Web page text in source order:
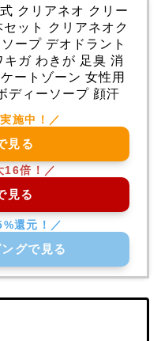
クリアネオ クリー
ット クリアネオク
ープ デオドラント
ガ わきが 足臭 消
ートゾーン 女性用
ィーソープ 顔汗
見る
見る
グで見る